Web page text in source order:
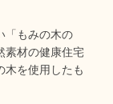
「もみの木の
素材の健康住宅
木を使用したも